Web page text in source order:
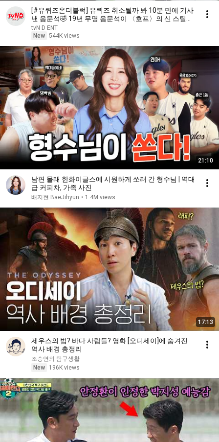
[#유퀴즈온더블럭] 유퀴즈 취소될까 봐 10분 만에 기사
낸 음문석🤣 19년 무명 음문석이 〈호프〉의 신 스틸러
가 되기까지✨
tvN D ENT
New 544K views
21:10
남편 몰래 한화이글스에 시원하게 쏘러 간 형수님 | 역대
급 커피차, 가족 사진
배지현 BaeJihyun • 1.4M views
17:13
제우스의 법? 바다 사람들? 영화 [오디세이]에 숨겨진
역사 배경 총정리
조승연의 탐구생활
New
196K views